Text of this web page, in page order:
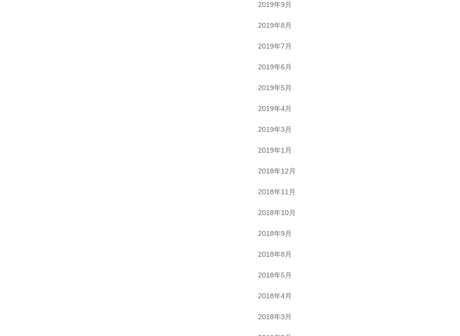
2019年9月
2019年8月
2019年7月
2019年6月
2019年5月
2019年4月
2019年3月
2019年1月
2018年12月
2018年11月
2018年10月
2018年9月
2018年8月
2018年5月
2018年4月
2018年3月